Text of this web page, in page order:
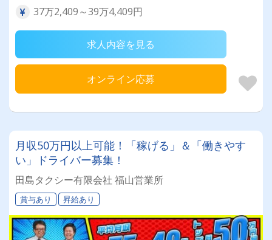
37万2,409～39万4,409円
求人内容を見る
オンライン応募
月収50万円以上可能！「稼げる」＆「働きやす
い」ドライバー募集！
田島タクシー有限会社 福山営業所
賞与あり 昇給あり